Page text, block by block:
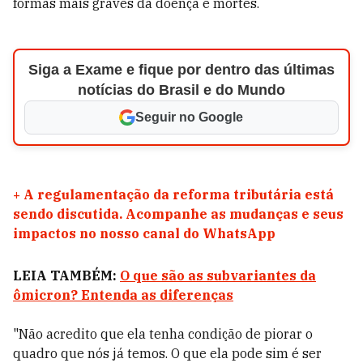
formas mais graves da doença e mortes.
Siga a Exame e fique por dentro das últimas
notícias do Brasil e do Mundo
Seguir no Google
+ A regulamentação da reforma tributária está
sendo discutida. Acompanhe as mudanças e seus
impactos no nosso canal do WhatsApp
LEIA TAMBÉM: O que são as subvariantes da
ômicron? Entenda as diferenças
"Não acredito que ela tenha condição de piorar o
quadro que nós já temos. O que ela pode sim é ser